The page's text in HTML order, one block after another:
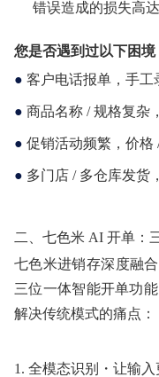
关于我们
错误造成的损失高达
您是否遇到过以下困境
● 客户电话报单，手工
● 商品名称 / 规格复杂
● 促销活动频繁，价格
● 多门店 / 多仓库发货
二、七色米 AI 开单：
七色米进销存深度融
三位一体智能开单功
解决传统模式的痛点：
1. 全模态识别・让输入